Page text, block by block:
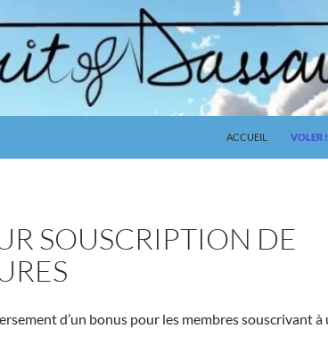
ACCUEIL VOLER !
SOUSCRIPTION DE
d’un bonus pour les membres souscrivant à